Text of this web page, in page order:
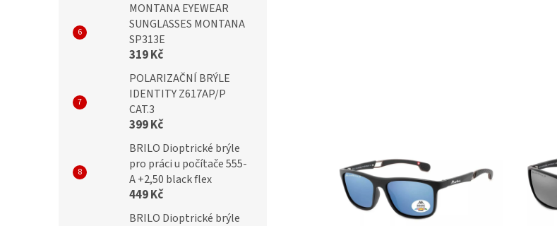
MONTANA EYEWEAR
SUNGLASSES MONTANA
SP313E
319 Kč
POLARIZAČNÍ BRÝLE
IDENTITY Z617AP/P
CAT.3
399 Kč
BRILO Dioptrické brýle
pro práci u počítače 555-
A +2,50 black flex
449 Kč
BRILO Dioptrické brýle